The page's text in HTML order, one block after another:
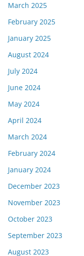
March 2025
February 2025
January 2025
August 2024
July 2024
June 2024
May 2024
April 2024
March 2024
February 2024
January 2024
December 2023
November 2023
October 2023
September 2023
August 2023